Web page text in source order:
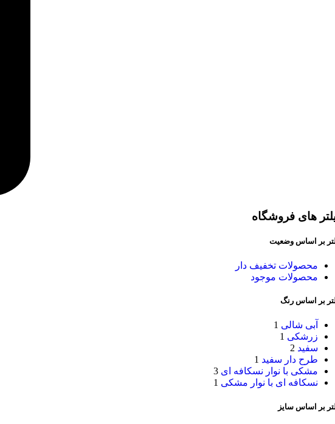
های فروشگاه
بر اساس وضعیت
محصولات تخفیف دار
محصولات موجود
بر اساس رنگ
آبی شالی 1
زرشکی 1
سفید 2
طرح دار سفید 1
مشکی با نوار نسکافه ای 3
نسکافه ای با نوار مشکی 1
بر اساس سایز